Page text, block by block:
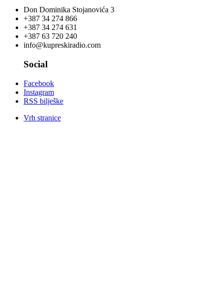
Don Dominika Stojanovića 3
+387 34 274 866
+387 34 274 631
+387 63 720 240
info@kupreskiradio.com
Social
Facebook
Instagram
RSS bilješke
Vrh stranice